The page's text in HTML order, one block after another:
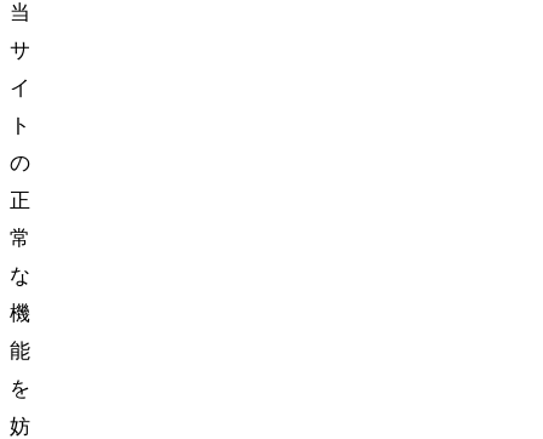
当
サ
イ
ト
の
正
常
な
機
能
を
妨